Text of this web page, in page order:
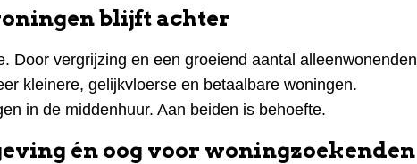
blijft achter
Door vergrijzing en een groeiend aantal alleenwonenden
kleinere, gelijkvloerse en betaalbare woningen.
in de middenhuur. Aan beiden is behoefte.
én oog voor woningzoekenden